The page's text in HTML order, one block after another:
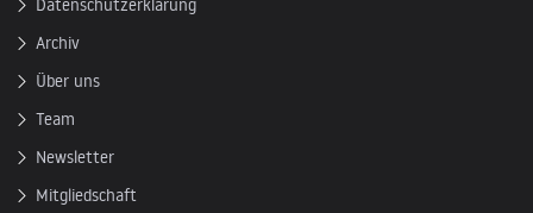
Datenschutzerklärung
Archiv
Über uns
Team
Newsletter
Mitgliedschaft